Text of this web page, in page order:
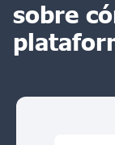
sobre